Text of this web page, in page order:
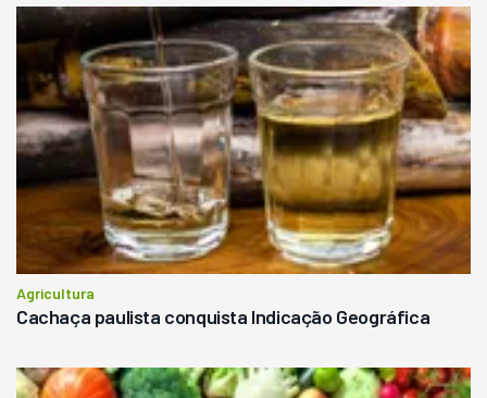
Agricultura
Cachaça paulista conquista Indicação Geográfica